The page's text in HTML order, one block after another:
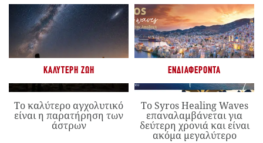
ΚΑΛΎΤΕΡΗ ΖΩΉ
Το καλύτερο αγχολυτικό
είναι η παρατήρηση των
άστρων
ΕΝΔΙΑΦΈΡΟΝΤΑ
Το Syros Healing Waves
επαναλαμβάνεται για
δεύτερη χρονιά και είναι
ακόμα μεγαλύτερο